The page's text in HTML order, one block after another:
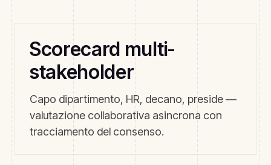
Scorecard multi-
stakeholder
Capo dipartimento, HR, decano, preside —
valutazione collaborativa asincrona con
tracciamento del consenso.